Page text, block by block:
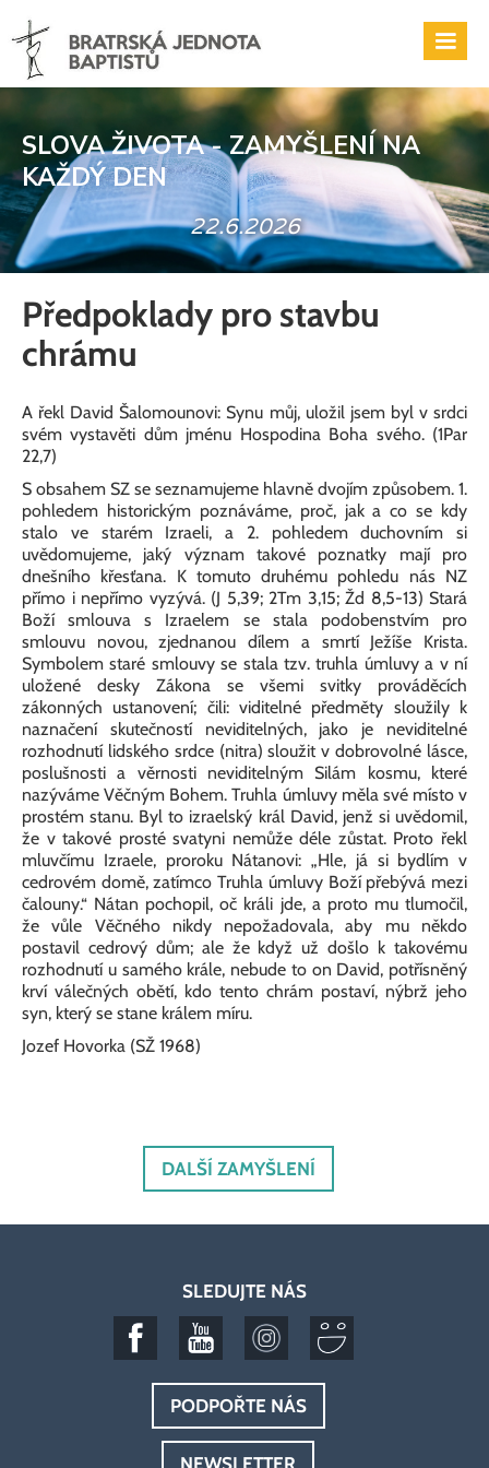
SLOVA ŽIVOTA - ZAMYŠLENÍ NA
KAŽDÝ DEN
22.6.2026
Předpoklady pro stavbu
chrámu
A řekl David Šalomounovi: Synu můj, uložil jsem byl v srdci
svém vystavěti dům jménu Hospodina Boha svého. (1Par
22,7)
S obsahem SZ se seznamujeme hlavně dvojím způsobem. 1.
pohledem historickým poznáváme, proč, jak a co se kdy
stalo ve starém Izraeli, a 2. pohledem duchovním si
uvědomujeme, jaký význam takové poznatky mají pro
dnešního křesťana. K tomuto druhému pohledu nás NZ
přímo i nepřímo vyzývá. (J 5,39; 2Tm 3,15; Žd 8,5-13) Stará
Boží smlouva s Izraelem se stala podobenstvím pro
smlouvu novou, zjednanou dílem a smrtí Ježíše Krista.
Symbolem staré smlouvy se stala tzv. truhla úmluvy a v ní
uložené desky Zákona se všemi svitky prováděcích
zákonných ustanovení; čili: viditelné předměty sloužily k
naznačení skutečností neviditelných, jako je neviditelné
rozhodnutí lidského srdce (nitra) sloužit v dobrovolné lásce,
poslušnosti a věrnosti neviditelným Silám kosmu, které
nazýváme Věčným Bohem. Truhla úmluvy měla své místo v
prostém stanu. Byl to izraelský král David, jenž si uvědomil,
že v takové prosté svatyni nemůže déle zůstat. Proto řekl
mluvčímu Izraele, proroku Nátanovi: „Hle, já si bydlím v
cedrovém domě, zatímco Truhla úmluvy Boží přebývá mezi
čalouny.“ Nátan pochopil, oč králi jde, a proto mu tlumočil,
že vůle Věčného nikdy nepožadovala, aby mu někdo
postavil cedrový dům; ale že když už došlo k takovému
rozhodnutí u samého krále, nebude to on David, potřísněný
krví válečných obětí, kdo tento chrám postaví, nýbrž jeho
syn, který se stane králem míru.
Jozef Hovorka (SŽ 1968)
DALŠÍ ZAMYŠLENÍ
SLEDUJTE NÁS
PODPOŘTE NÁS
NEWSLETTER